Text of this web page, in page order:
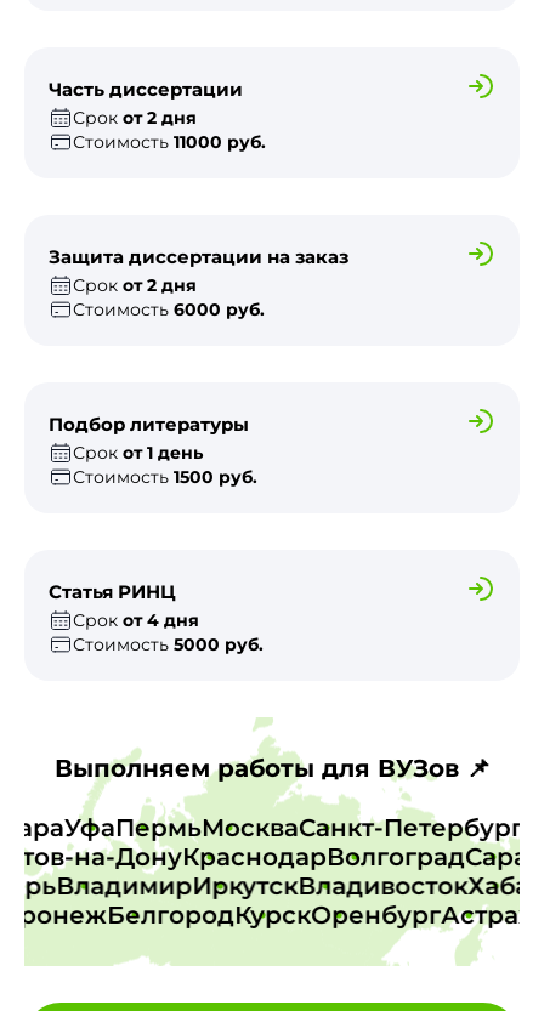
Часть диссертации
Срок от 2 дня
Стоимость 11000 руб.
Защита диссертации на заказ
Срок от 2 дня
Стоимость 6000 руб.
Подбор литературы
Срок от 1 день
Стоимость 1500 руб.
Статья РИНЦ
Срок от 4 дня
Стоимость 5000 руб.
Выполняем работы для ВУЗов 📌
УфаПермьМоскваСанкт-
на-ДонуКраснодарВолгоград
ТверьВладимирИркутскВладивосток
БелгородКурскОренбург